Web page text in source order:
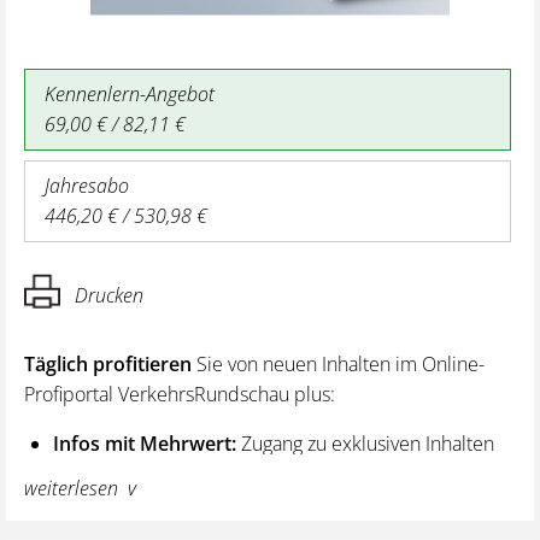
Kennenlern-Angebot
69,00 € / 82,11 €
Jahresabo
446,20 € / 530,98 €
Drucken
Täglich profitieren Sie von neuen Inhalten im Online-
Profiportal VerkehrsRundschau plus:
Infos mit Mehrwert:Zugang zu exklusiven Inhalten
und Hintergrundwissen – von aktuellen Regelungen
wie z. B. bei den Lenk- und Ruhezeiten,
weiterlesen